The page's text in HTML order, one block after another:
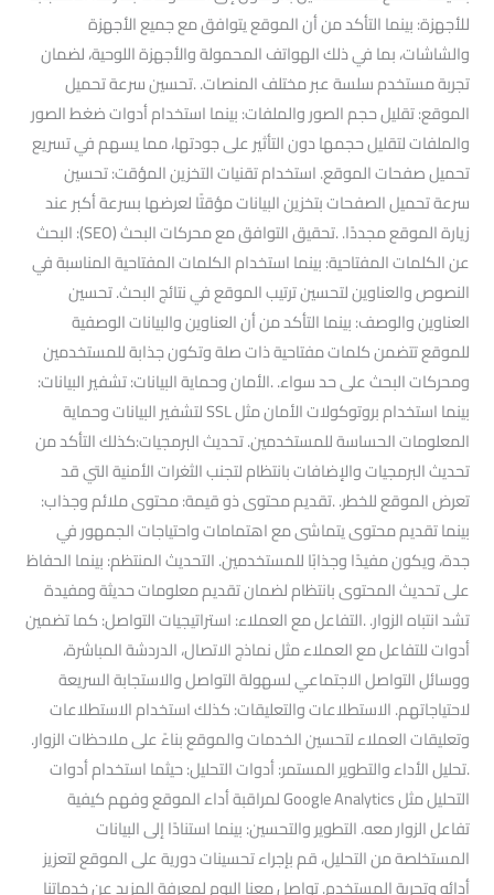
للأجهزة: بينما التأكد من أن الموقع يتوافق مع جميع الأجهزة
والشاشات، بما في ذلك الهواتف المحمولة والأجهزة اللوحية، لضمان
تجربة مستخدم سلسة عبر مختلف المنصات. .تحسين سرعة تحميل
الموقع: تقليل حجم الصور والملفات: بينما استخدام أدوات ضغط الصور
والملفات لتقليل حجمها دون التأثير على جودتها، مما يسهم في تسريع
تحميل صفحات الموقع. استخدام تقنيات التخزين المؤقت: تحسين
سرعة تحميل الصفحات بتخزين البيانات مؤقتًا لعرضها بسرعة أكبر عند
زيارة الموقع مجددًا. .تحقيق التوافق مع محركات البحث (SEO): البحث
عن الكلمات المفتاحية: بينما استخدام الكلمات المفتاحية المناسبة في
النصوص والعناوين لتحسين ترتيب الموقع في نتائج البحث. تحسين
العناوين والوصف: بينما التأكد من أن العناوين والبيانات الوصفية
للموقع تتضمن كلمات مفتاحية ذات صلة وتكون جذابة للمستخدمين
ومحركات البحث على حد سواء. .الأمان وحماية البيانات: تشفير البيانات:
بينما استخدام بروتوكولات الأمان مثل SSL لتشفير البيانات وحماية
المعلومات الحساسة للمستخدمين. تحديث البرمجيات:كذلك التأكد من
تحديث البرمجيات والإضافات بانتظام لتجنب الثغرات الأمنية التي قد
تعرض الموقع للخطر. .تقديم محتوى ذو قيمة: محتوى ملائم وجذاب:
بينما تقديم محتوى يتماشى مع اهتمامات واحتياجات الجمهور في
جدة، ويكون مفيدًا وجذابًا للمستخدمين. التحديث المنتظم: بينما الحفاظ
على تحديث المحتوى بانتظام لضمان تقديم معلومات حديثة ومفيدة
تشد انتباه الزوار. .التفاعل مع العملاء: استراتيجيات التواصل: كما تضمين
أدوات للتفاعل مع العملاء مثل نماذج الاتصال، الدردشة المباشرة،
ووسائل التواصل الاجتماعي لسهولة التواصل والاستجابة السريعة
لاحتياجاتهم. الاستطلاعات والتعليقات: كذلك استخدام الاستطلاعات
وتعليقات العملاء لتحسين الخدمات والموقع بناءً على ملاحظات الزوار.
.تحليل الأداء والتطوير المستمر: أدوات التحليل: حيثما استخدام أدوات
التحليل مثل Google Analytics لمراقبة أداء الموقع وفهم كيفية
تفاعل الزوار معه. التطوير والتحسين: بينما استنادًا إلى البيانات
المستخلصة من التحليل، قم بإجراء تحسينات دورية على الموقع لتعزيز
أدائه وتجربة المستخدم. تواصل معنا اليوم لمعرفة المزيد عن خدماتنا